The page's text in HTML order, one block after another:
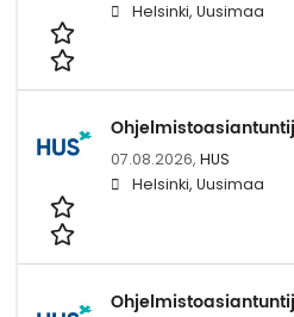
Helsinki, Uusimaa
07.08.2026, HUS
Helsinki, Uusimaa